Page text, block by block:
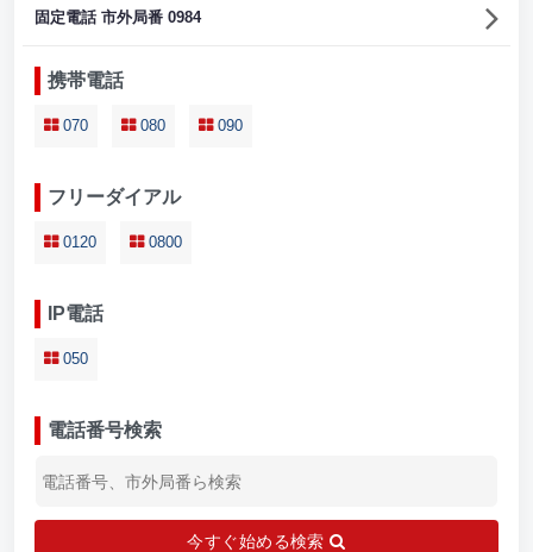
固定電話 市外局番 0984
携帯電話
070 080 090
フリーダイアル
0120 0800
IP電話
050
電話番号検索
今すぐ始める検索